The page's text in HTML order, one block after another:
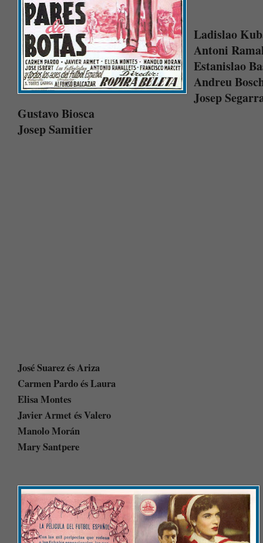
Ladislao
Antoni
Estanislao
Andreu
Josep
Gustavo Biosca
Josep Samitier
José Suarez és Ariza
Carmen Pardo és Laura
Elisa Montes
Javier Armet és Valero
Manolo Morán
Mary Santpere